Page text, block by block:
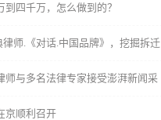
四千万，怎么做到的？
师.《对话.中国品牌》，挖掘拆迁
师与多名法律专家接受澎湃新闻采
京顺利召开